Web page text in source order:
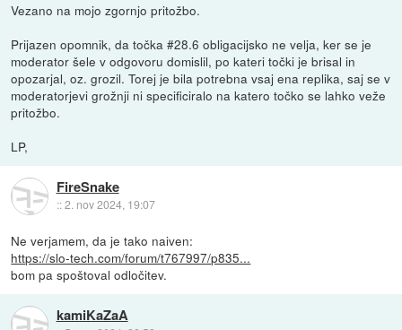
Vezano na mojo zgornjo pritožbo.
Prijazen opomnik, da točka #28.6 obligacijsko ne velja, ker se je
moderator šele v odgovoru domislil, po kateri točki je brisal in
opozarjal, oz. grozil. Torej je bila potrebna vsaj ena replika, saj se v
moderatorjevi grožnji ni specificiralo na katero točko se lahko veže
pritožbo.
LP,
FireSnake
::2. nov 2024, 19:07
Ne verjamem, da je tako naiven:
https://slo-tech.com/forum/t767997/p835...
bom pa spoštoval odločitev.
kamiKaZaA